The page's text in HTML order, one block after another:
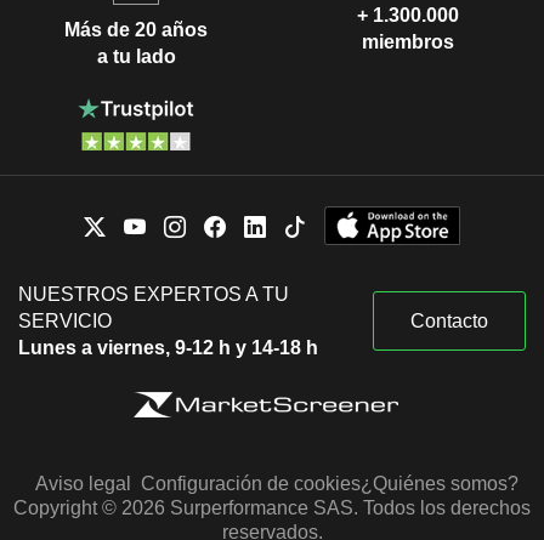
Más de 20 años
a tu lado
+ 1.300.000
miembros
NUESTROS EXPERTOS A TU
SERVICIO
Lunes a viernes, 9-12 h y 14-18 h
Contacto
Aviso legal Configuración de cookies¿Quiénes somos?
Copyright © 2026 Surperformance SAS. Todos los derechos
reservados.